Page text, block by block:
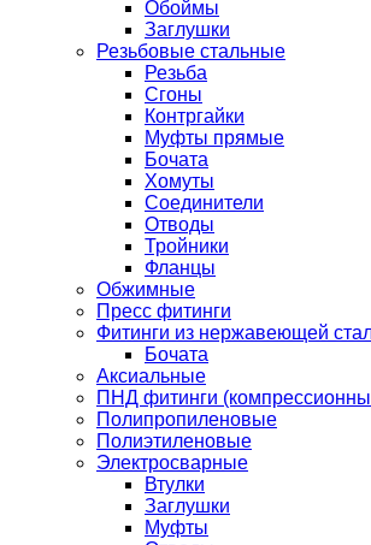
Обоймы
Заглушки
Резьбовые стальные
Резьба
Сгоны
Контргайки
Муфты прямые
Бочата
Хомуты
Соединители
Отводы
Тройники
Фланцы
Обжимные
Пресс фитинги
Фитинги из нержавеющей
Бочата
Аксиальные
ПНД фитинги
Полипропиленовые
Полиэтиленовые
Электросварные
Втулки
Заглушки
Муфты